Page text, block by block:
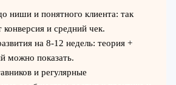
ниши и понятного клиента: так
конверсия и средний чек.
на 8-12 недель: теория +
можно показать.
и регулярные